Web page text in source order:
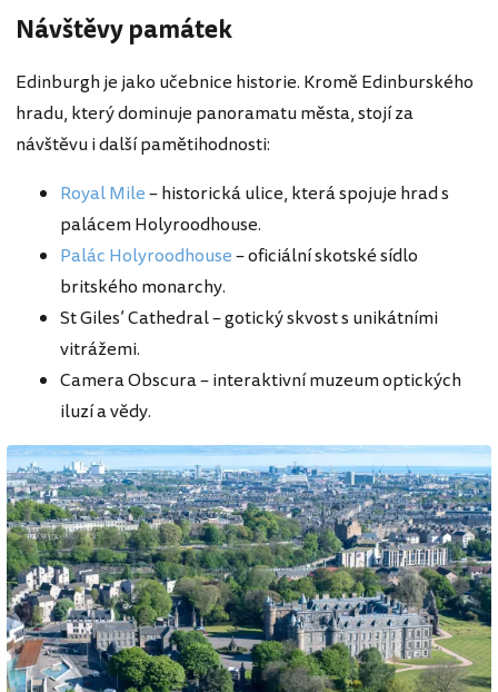
Návštěvy památek
Edinburgh je jako učebnice historie. Kromě Edinburského
hradu, který dominuje panoramatu města, stojí za
návštěvu i další pamětihodnosti:
Royal Mile– historická ulice, která spojuje hrad s
palácem Holyroodhouse.
Palác Holyroodhouse– oficiální skotské sídlo
britského monarchy.
St Giles’ Cathedral – gotický skvost s unikátními
vitrážemi.
Camera Obscura – interaktivní muzeum optických
iluzí a vědy.